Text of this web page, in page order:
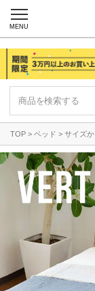
MENU
TOP ベッド サイズ